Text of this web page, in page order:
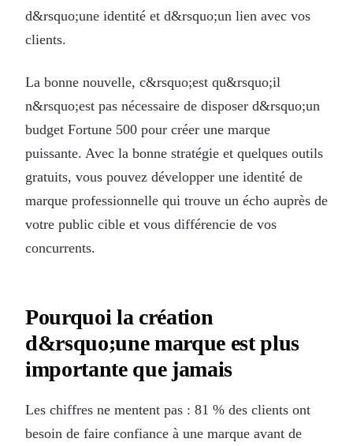
d&rsquo;une identité et d&rsquo;un lien avec vos
clients.
La bonne nouvelle, c&rsquo;est qu&rsquo;il
n&rsquo;est pas nécessaire de disposer d&rsquo;un
budget Fortune 500 pour créer une marque
puissante. Avec la bonne stratégie et quelques outils
gratuits, vous pouvez développer une identité de
marque professionnelle qui trouve un écho auprès de
votre public cible et vous différencie de vos
concurrents.
Pourquoi la création
d&rsquo;une marque est plus
importante que jamais
Les chiffres ne mentent pas : 81 % des clients ont
besoin de faire confiance à une marque avant de